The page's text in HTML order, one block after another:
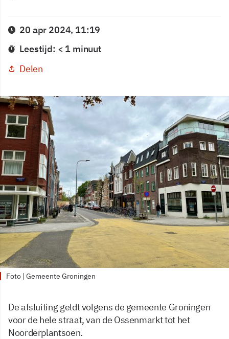
20 apr 2024, 11:19
Leestijd: < 1 minuut
Delen
Foto | Gemeente Groningen
De afsluiting geldt volgens de gemeente Groningen
voor de hele straat, van de Ossenmarkt tot het
Noorderplantsoen.